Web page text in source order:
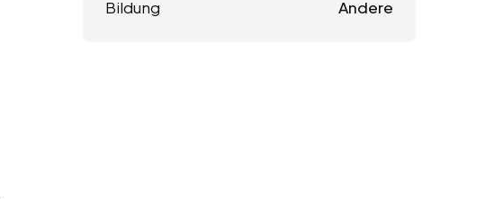
Bildung Andere